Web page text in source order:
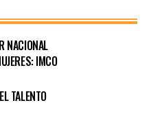
NACIONAL
IMCO
TALENTO